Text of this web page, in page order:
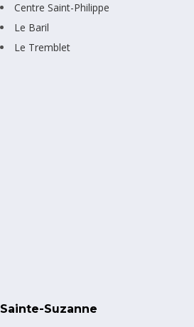
Centre Saint-Philippe
Le Baril
Le Tremblet
Sainte-Suzanne